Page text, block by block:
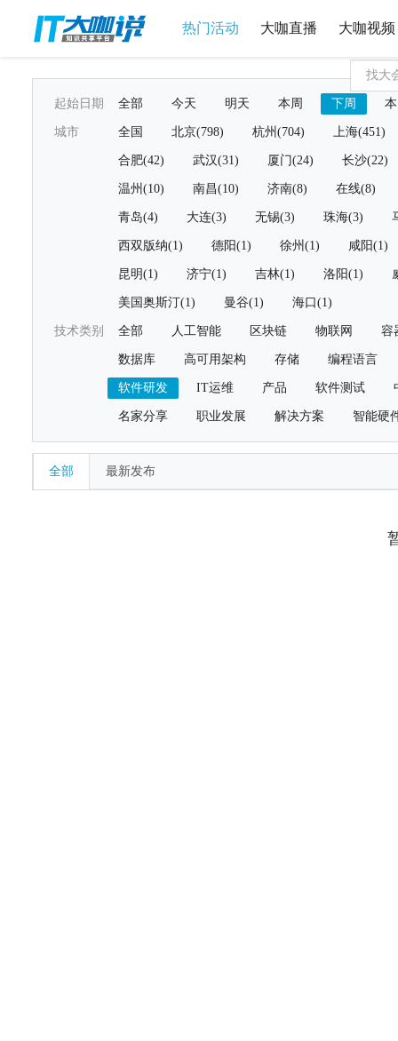
热门活动 大咖直播 大咖视频
起始日期 全部 今天 明天 本周 下周
城市 全国 北京(798) 杭州(704) 上海(451)
合肥(42) 武汉(31) 厦门(24) 长沙(22)
温州(10) 南昌(10) 济南(8) 在线(8)
青岛(4) 大连(3) 无锡(3) 珠海(3)
西双版纳(1) 德阳(1) 徐州(1) 咸阳(1)
昆明(1) 济宁(1) 吉林(1) 洛阳(1)
美国奥斯汀(1) 曼谷(1) 海口(1)
技术类别 全部 人工智能 区块链 物联网 容
数据库 高可用架构 存储 编程语言
软件研发 IT运维 产品 软件测试
名家分享 职业发展 解决方案 智能硬
全部 最新发布